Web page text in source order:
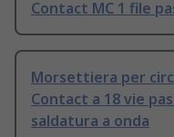
Contact MC 1 file
Morsettiera per
Contact a 18 vie
saldatura a onda